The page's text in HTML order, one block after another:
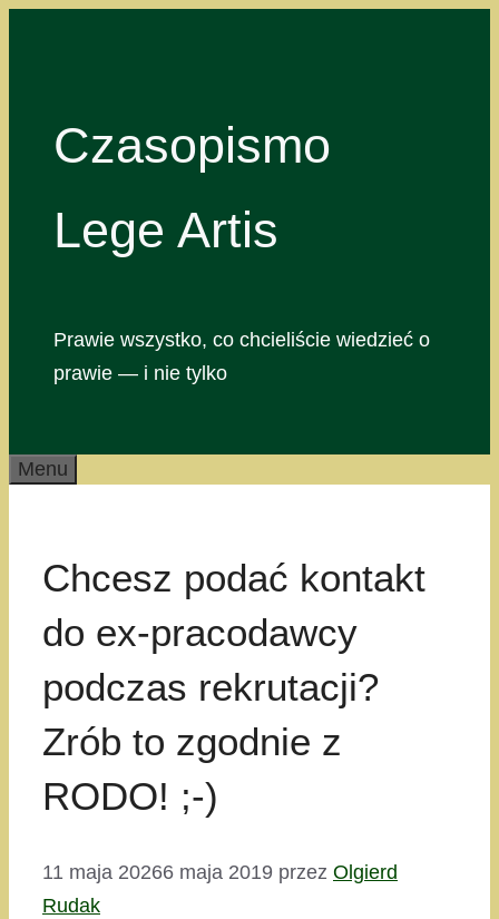
Czasopismo
Lege Artis
Prawie wszystko, co chcieliście wiedzieć o
prawie — i nie tylko
Menu
Chcesz podać kontakt
do ex-pracodawcy
podczas rekrutacji?
Zrób to zgodnie z
RODO! ;-)
11 maja 20266 maja 2019 przez Olgierd
Rudak